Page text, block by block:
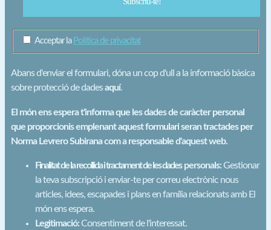
Acceptar la Política de privacitat
Abans d'enviar el formulari, dóna un cop d'ull a la informació bàsica
sobre protecció de dadesaquí.
El món ens espera t'informa que les dades de caràcter personal
que proporcionis emplenant aquest formulari seran tractades per
Norma Levrero Subirana com a responsable d'aquest web.
Finalitat de la recollida i tractament de les dades personals:Gestionar
la teva subscripció i enviar-te per correu electrònic nous
articles, idees, escapades i plans en família relacionats amb El
món ens espera.
Legitimació:Consentiment de l'interessat.